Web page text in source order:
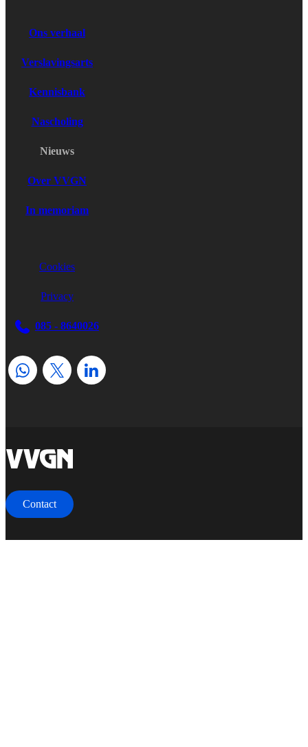
Ons verhaal
Verslavingsarts
Kennisbank
Nascholing
Nieuws
Over VVGN
In memoriam
Cookies
Privacy
085 - 8640026
Contact